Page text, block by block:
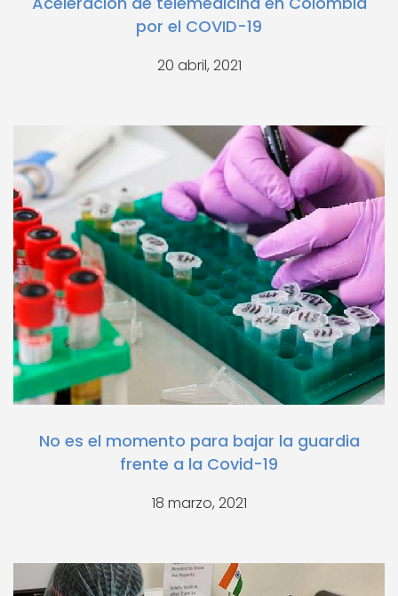
por el COVID-19
20 abril, 2021
No es el momento para bajar la guardia
frente a la Covid-19
18 marzo, 2021